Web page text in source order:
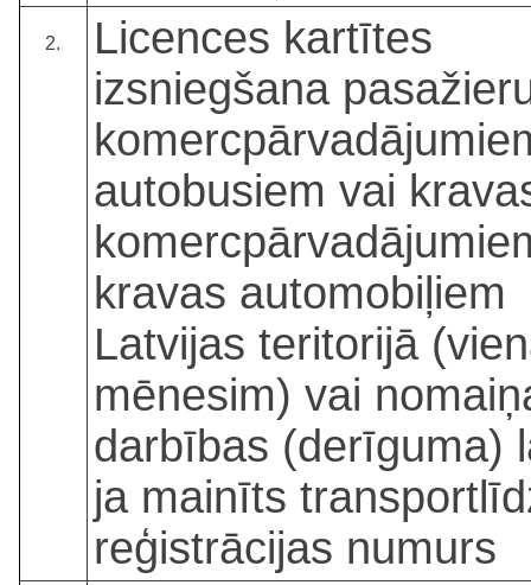
2.
Licences kartītes
izsniegšana
autobusiem vai
kravas automobiļiem
Latvijas teritorijā
mēnesim) vai
darbības (derīguma)
ja mainīts
reģistrācijas numurs